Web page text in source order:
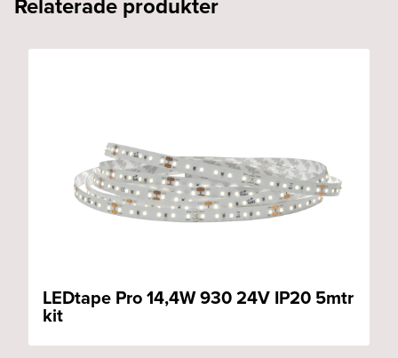
LEDtape Pro 14,4W 930 24V IP20 5mtr
kit